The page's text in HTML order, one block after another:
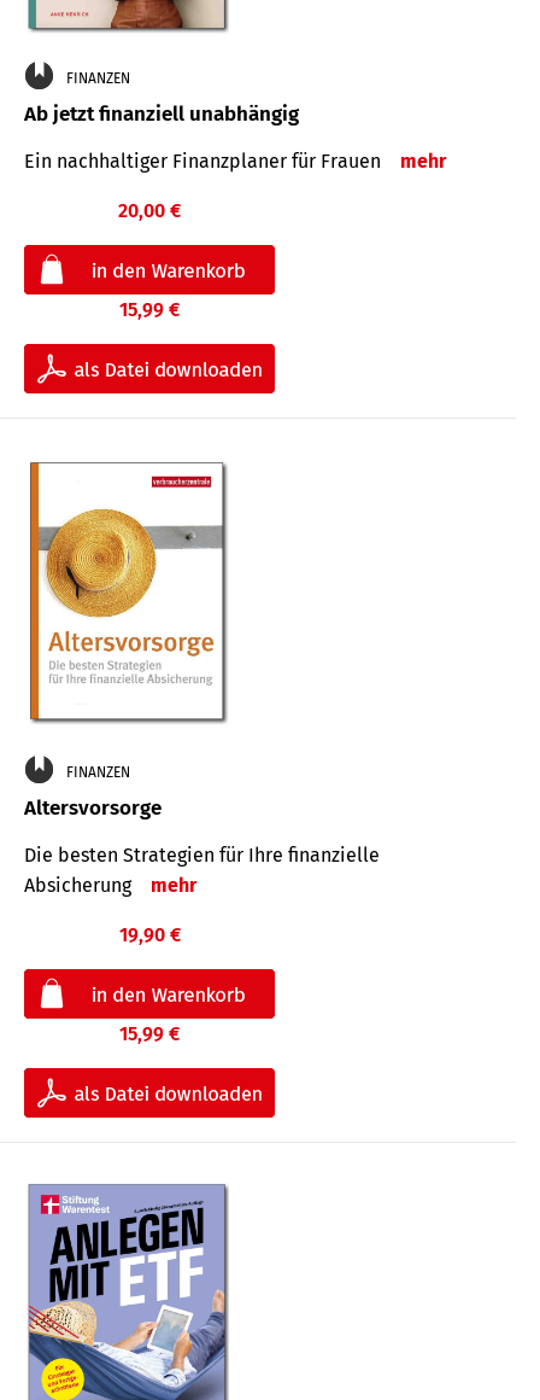
FINANZEN
Ab jetzt finanziell unabhängig
Ein nachhaltiger Finanzplaner für Frauen mehr
20,00 €
15,99 €
FINANZEN
Altersvorsorge
Die besten Strategien für Ihre finanzielle
Absicherung
mehr
19,90 €
15,99 €